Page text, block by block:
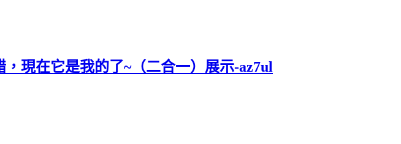
現在它是我的了~（二合一）展示-az7ul